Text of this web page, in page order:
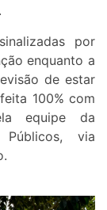
por
enquanto a
de estar
100% com
equipe da
via